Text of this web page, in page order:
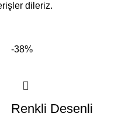
dileriz.
-38%
Renkli Desenli